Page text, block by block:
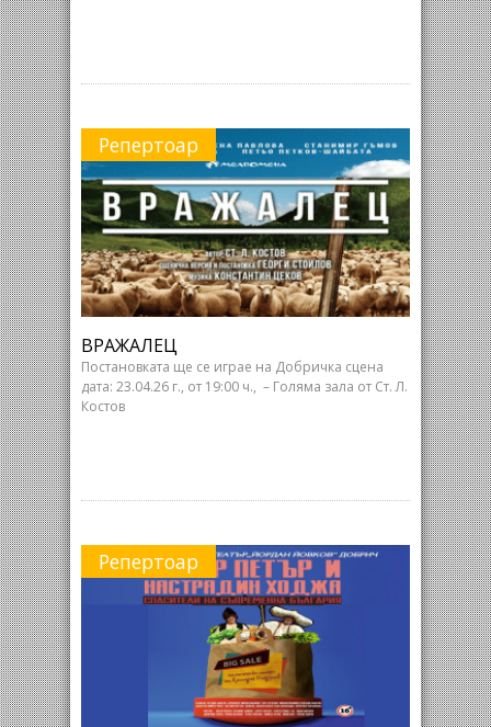
Репертоар
ВРАЖАЛЕЦ
Постановката ще се играе на Добричка сцена
дата: 23.04.26 г., от 19:00 ч., – Голяма зала от Ст. Л.
Костов
Репертоар